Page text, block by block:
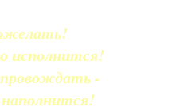
исполнится!
-